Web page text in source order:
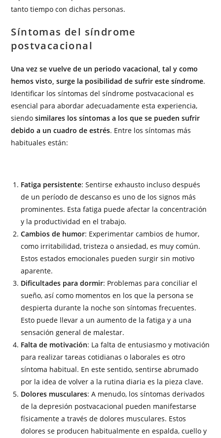
tanto tiempo con dichas personas.
Síntomas del síndrome
postvacacional
Una vez se vuelve de un periodo vacacional, tal y como
hemos visto, surge la posibilidad de sufrir este síndrome.
Identificar los síntomas del síndrome postvacacional es
esencial para abordar adecuadamente esta experiencia,
siendosimilares los síntomas a los que se pueden sufrir
debido a un cuadro de estrés. Entre los síntomas más
habituales están:
Fatiga persistente: Sentirse exhausto incluso después
de un período de descanso es uno de los signos más
prominentes. Esta fatiga puede afectar la concentración
y la productividad en el trabajo.
Cambios de humor: Experimentar cambios de humor,
como irritabilidad, tristeza o ansiedad, es muy común.
Estos estados emocionales pueden surgir sin motivo
aparente.
Dificultades para dormir: Problemas para conciliar el
sueño, así como momentos en los que la persona se
despierta durante la noche son síntomas frecuentes.
Esto puede llevar a un aumento de la fatiga y a una
sensación general de malestar.
Falta de motivación: La falta de entusiasmo y motivación
para realizar tareas cotidianas o laborales es otro
síntoma habitual. En este sentido, sentirse abrumado
por la idea de volver a la rutina diaria es la pieza clave.
Dolores musculares: A menudo, los síntomas derivados
de la depresión postvacacional pueden manifestarse
físicamente a través de dolores musculares. Estos
dolores se producen habitualmente en espalda, cuello y